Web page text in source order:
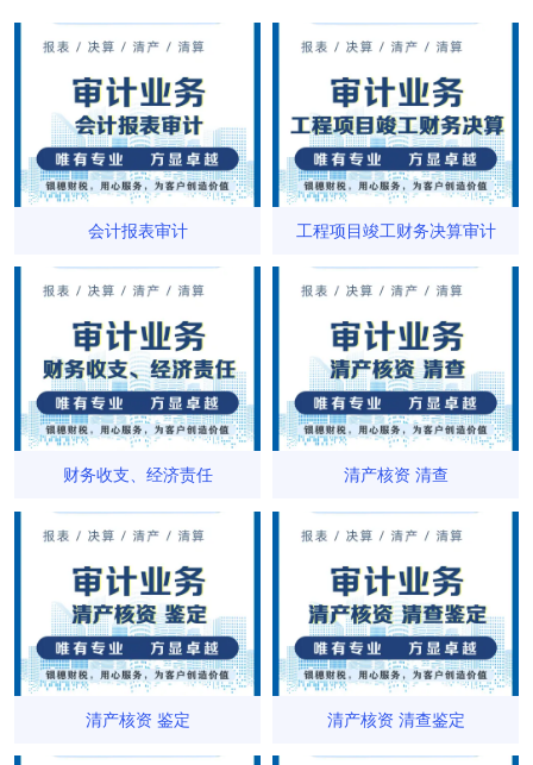
公司门店地址
新疆乌市新医路89号新星大厦14楼
会计报表审计 工程项目竣工财务决算审计
财务收支、经济责任 清产核资 清查
清产核资 鉴定 清产核资 清查鉴定